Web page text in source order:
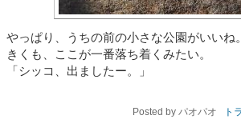
やっぱり、うちの前の小さな公園がいいね
きくも、ここが一番落ち着くみたい。
「シッコ、出ましたー。」
Posted by パオパオ ト